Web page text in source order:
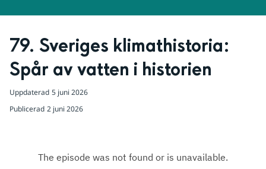
Spår av vatten i historien
Uppdaterad 5 juni 2026
Publicerad 2 juni 2026